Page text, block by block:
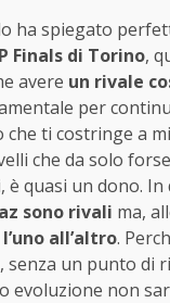
ha spiegato
Finals di Torino,
avere un rivale
per
che ti costringe a
che da solo
quasi un dono. In
sono rivali ma,
all’altro.
senza un punto di
evoluzione non